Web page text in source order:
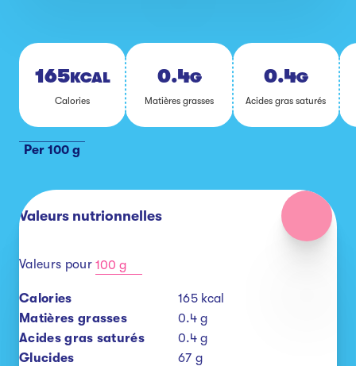
165KCAL
Ca­lo­ries
0.4G
Ma­tières grasses
0.4G
Acides gras sa­tu­rés
Per 100 g
Valeurs nutrionnelles
Valeurs pour 100 g
Calories 165 kcal
Matières grasses
0.4 g
Acides gras saturés
0.4 g
Glucides
67 g